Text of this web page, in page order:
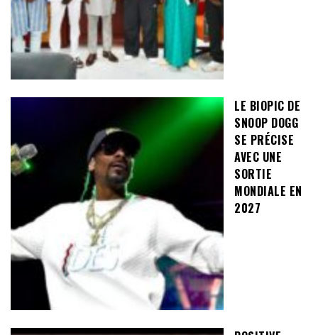
LE BIOPIC DE
SNOOP DOGG
SE PRÉCISE
AVEC UNE
SORTIE
MONDIALE EN
2027